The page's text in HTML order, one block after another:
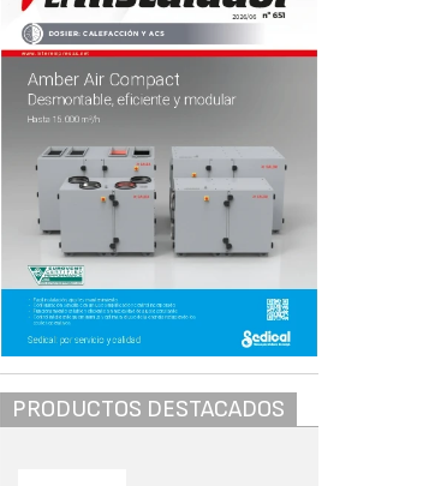
PRODUCTOS DESTACADOS